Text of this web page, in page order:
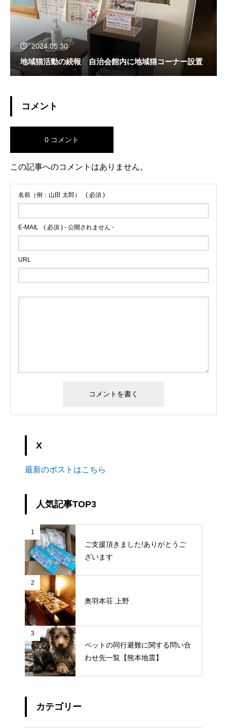
2024.05.30
地域猫活動の続報 自治会館内に地域猫コーナー設置
コメント
0 コメント
この記事へのコメントはありません。
名前（例：山田 太郎） ( 必須 )
E-MAIL ( 必須 ) - 公開されません -
URL
X
最新のポストはこちら
人気記事TOP3
1
ご支援頂きました!ありがとうご
ざいます
2
奥羽本荘 上野
3
ペットの同行避難に関する問い合
わせ先一覧【熊本地震】
カテゴリー